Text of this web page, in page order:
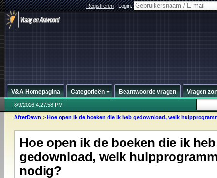
Registreren|Login:
V&A Homepagina Categorieën Beantwoorde vragen Vragen
8/9/2026 4:27:58 PM
AfterDawn > Hoe open ik de boeken die ik heb gedownload, welk
Hoe open ik de boeken die ik heb
gedownload, welk
nodig?